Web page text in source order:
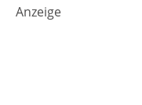
Anzeige